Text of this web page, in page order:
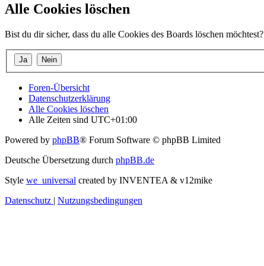
Alle Cookies löschen
Bist du dir sicher, dass du alle Cookies des Boards löschen möchtest?
Foren-Übersicht
Datenschutzerklärung
Alle Cookies löschen
Alle Zeiten sind UTC+01:00
Powered by phpBB® Forum Software © phpBB Limited
Deutsche Übersetzung durch phpBB.de
Style we_universal created by INVENTEA & v12mike
Datenschutz | Nutzungsbedingungen